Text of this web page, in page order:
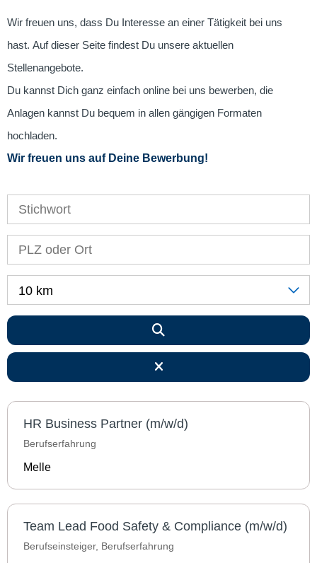
Wir freuen uns, dass Du Interesse an einer Tätigkeit bei uns
hast. Auf dieser Seite findest Du unsere aktuellen
Stellenangebote.
Du kannst Dich ganz einfach online bei uns bewerben, die
Anlagen kannst Du bequem in allen gängigen Formaten
hochladen.
Wir freuen uns auf Deine Bewerbung!
10 km
HR Business Partner (m/w/d)
Berufserfahrung
Melle
Team Lead Food Safety & Compliance (m/w/d)
Berufseinsteiger, Berufserfahrung